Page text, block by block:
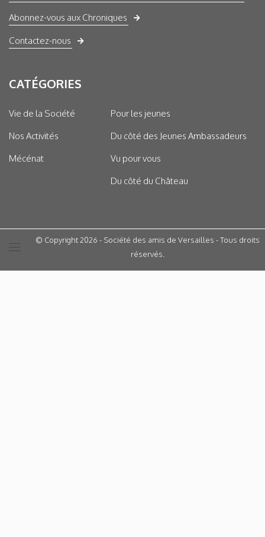
Abonnez-vous aux Chroniques
Contactez-nous
CATÉGORIES
Vie de la Société
Nos Activités
Mécénat
Pour les jeunes
Du côté des Jeunes Ambassadeurs
Vu pour vous
Du côté du Château
© Copyright 2026 - Société des amis de Versailles - Tous droits
réservés.